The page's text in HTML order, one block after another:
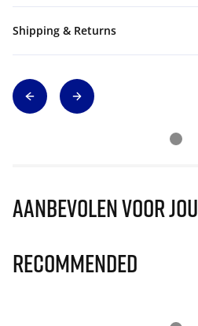
Shipping & Returns
Aanbevolen voor jou
Recommended